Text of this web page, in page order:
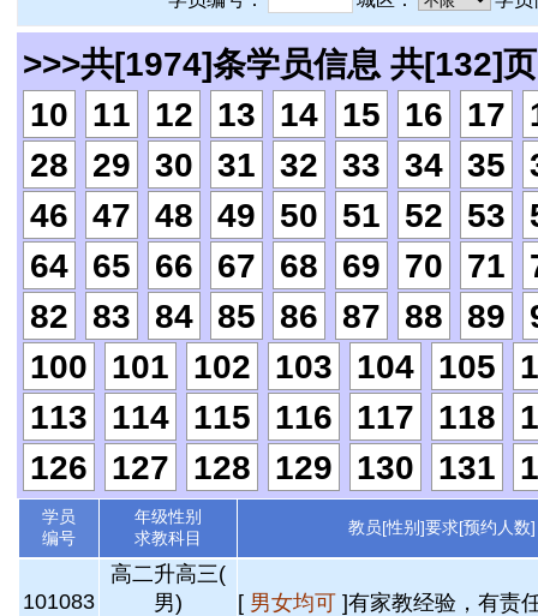
>>>共[1974]条学员信息 共[132]
10
11 12 13 14 15 16 17
28
29 30 31 32 33 34 35
46
47 48 49 50 51 52 53
64
65 66 67 68 69 70 71
82
83 84 85 86 87 88 89
100
101 102 103 104 105
113
114 115 116 117 118
126
127 128 129 130 131
学员
编号
年级性别
求教科目
教员[性别]要求[预约人数]
101083
高二升高三(
男)
[ 男女均可 ]有家教经验，有责